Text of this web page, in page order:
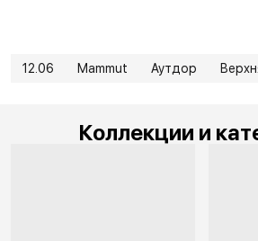
12.06 Mammut Аутдор
Коллекции и